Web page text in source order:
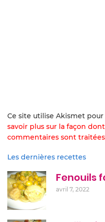
Ce site utilise Akismet
savoir plus sur la façon
commentaires sont traitées
Les dernières recettes
Fenouils
avril 7, 2022